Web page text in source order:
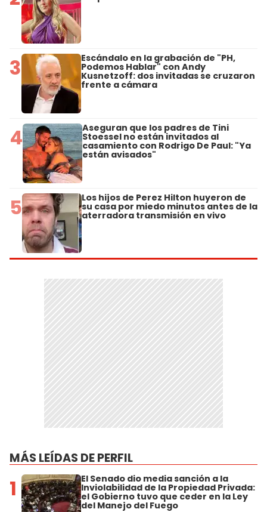
3 Escándalo en la grabación de "PH,
Podemos Hablar" con Andy
Kusnetzoff: dos invitadas se cruzaron
frente a cámara
4 Aseguran que los padres de Tini
Stoessel no están invitados al
casamiento con Rodrigo De Paul: "Ya
están avisados"
5 Los hijos de Perez Hilton huyeron de
su casa por miedo minutos antes de la
aterradora transmisión en vivo
MÁS LEÍDAS DE PERFIL
1 El Senado dio media sanción a la
Inviolabilidad de la Propiedad Privada:
el Gobierno tuvo que ceder en la Ley
del Manejo del Fuego